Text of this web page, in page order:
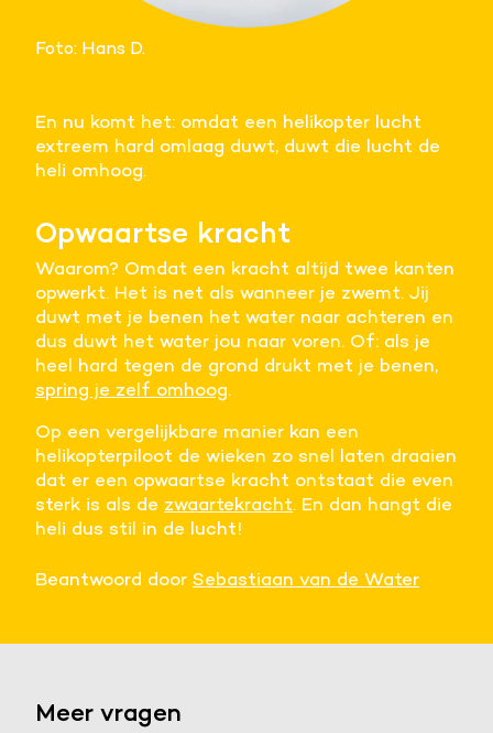
Foto: Hans D.
En nu komt het: omdat een helikopter lucht
extreem hard omlaag duwt, duwt die lucht de
heli omhoog.
Opwaartse kracht
Waarom? Omdat een kracht altijd twee kanten
opwerkt. Het is net als wanneer je zwemt. Jij
duwt met je benen het water naar achteren en
dus duwt het water jou naar voren. Of: als je
heel hard tegen de grond drukt met je benen,
spring je zelf omhoog.
Op een vergelijkbare manier kan een
helikopterpiloot de wieken zo snel laten draaien
dat er een opwaartse kracht ontstaat die even
sterk is als de zwaartekracht. En dan hangt die
heli dus stil in de lucht!
Beantwoord door Sebastiaan van de Water
Meer vragen